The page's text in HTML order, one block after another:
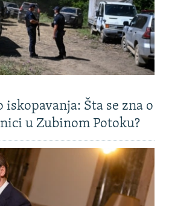
iskopavanja: Šta se zna o
u Zubinom Potoku?